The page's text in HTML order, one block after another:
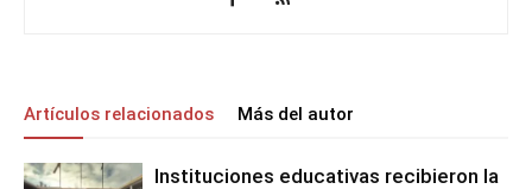
Artículos relacionados Más del autor
Instituciones educativas recibieron la